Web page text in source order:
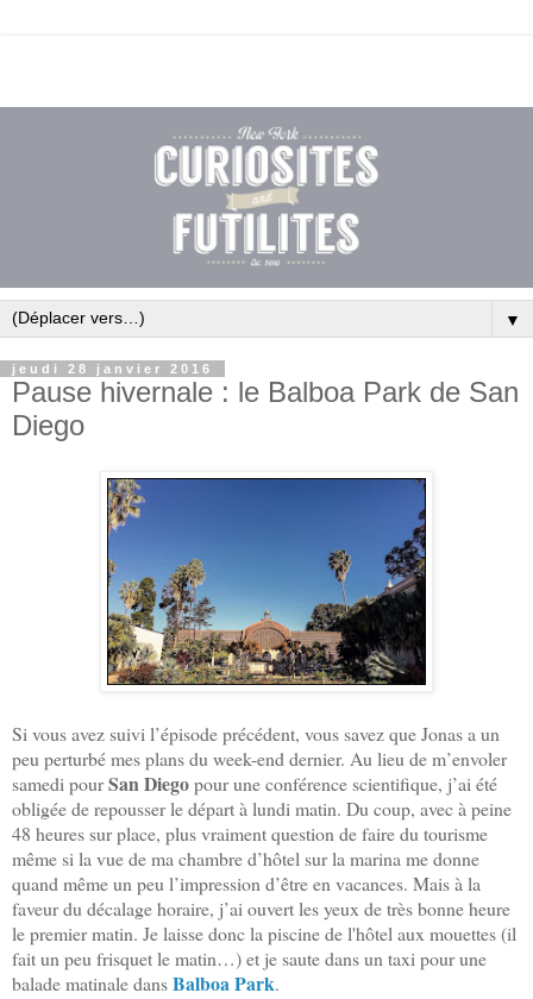
▼
jeudi 28 janvier 2016
Pause hivernale : le Balboa Park de San
Diego
Si vous avez suivi l’épisode précédent, vous savez que Jonas a un
peu perturbé mes plans du week-end dernier. Au lieu de m’envoler
samedi pourSan Diegopour une conférence scientifique, j’ai été
obligée de repousser le départ à lundi matin. Du coup, avec à peine
48 heures sur place, plus vraiment question de faire du tourisme
même si la vue de ma chambre d’hôtel sur la marina me donne
quand même un peu l’impression d’être en vacances. Mais à la
faveur du décalage horaire, j’ai ouvert les yeux de très bonne heure
le premier matin. Je laisse donc la piscine de l'hôtel aux mouettes (il
fait un peu frisquet le matin…) et je saute dans un taxi pour une
balade matinale dansBalboa Park.